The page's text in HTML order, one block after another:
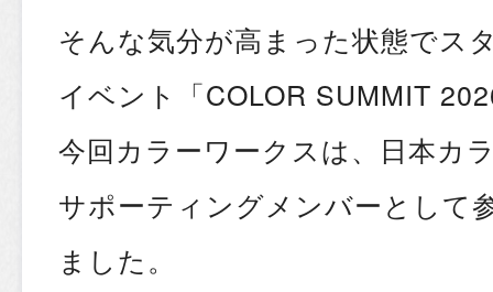
そんな気分が高まった状態でス
イベント「COLOR SUMMIT
今回カラーワークスは、日本カ
サポーティングメンバーとして
ました。